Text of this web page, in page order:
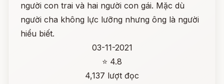
người con trai và hai người con gái. Mặc dù
người cha không lực lưỡng nhưng ông là người
hiểu biết.
03-11-2021
⭐ 4.8
4,137 lượt đọc